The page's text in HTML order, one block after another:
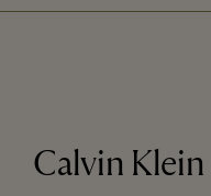
Calvin Klein